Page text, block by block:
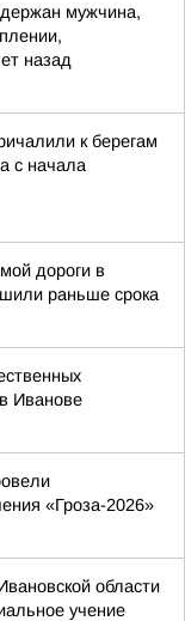
мужчина,
назад
к берегам
с начала
дороги в
раньше срока
Иванове
«Гроза-2026»
области
учение